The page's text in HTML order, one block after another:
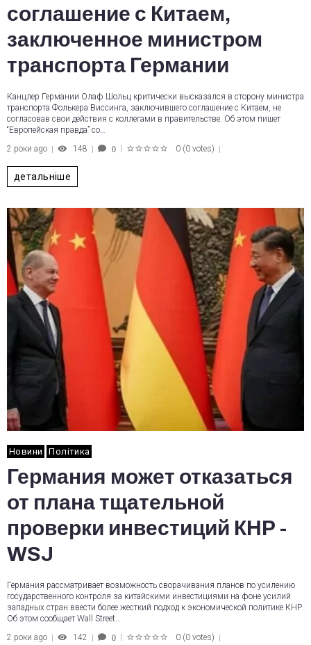
соглашение с Китаем,
заключенное министром
транспорта Германии
Канцлер Германии Олаф Шольц критически высказался в сторону министра
транспорта Фолькера Виссинга, заключившего соглашение с Китаем, не
согласовав свои действия с коллегами в правительстве. Об этом пишет
“Европейская правда” со…
2 роки ago
148 0 0 (0 votes)
детальніше
Новини Політика
Германия может отказаться
от плана тщательной
проверки инвестиций КНР -
WSJ
Германия рассматривает возможность сворачивания планов по усилению
государственного контроля за китайскими инвестициями на фоне усилий
западных стран ввести более жесткий подход к экономической политике КНР.
Об этом сообщает Wall Street…
2 роки ago
142 0 0 (0 votes)